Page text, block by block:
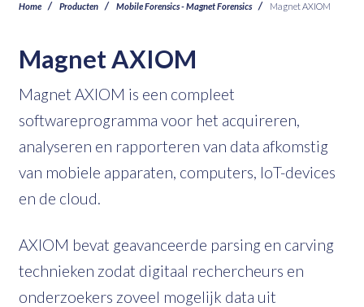
Home Producten Mobile Forensics - Magnet Forensics Magnet AXIOM
Magnet AXIOM
Magnet AXIOM is een compleet
softwareprogramma voor het acquireren,
analyseren en rapporteren van data afkomstig
van mobiele apparaten, computers, IoT-devices
en de cloud.
AXIOM bevat geavanceerde parsing en carving
technieken zodat digitaal rechercheurs en
onderzoekers zoveel mogelijk data uit